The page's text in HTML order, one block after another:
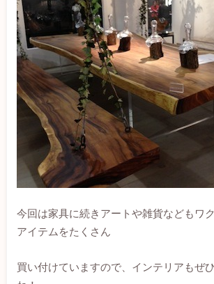
今回は家具に続きアートや雑貨などもワ
アイテムをたくさん
買い付けていますので、インテリアもぜ